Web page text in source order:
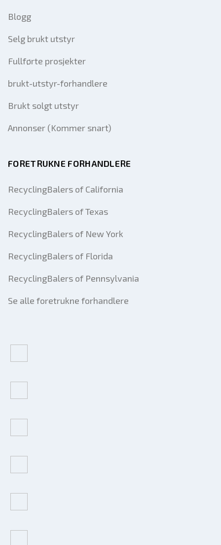
Blogg
Selg brukt utstyr
Fullførte prosjekter
brukt-utstyr-forhandlere
Brukt solgt utstyr
Annonser (Kommer snart)
FORETRUKNE FORHANDLERE
RecyclingBalers of California
RecyclingBalers of Texas
RecyclingBalers of New York
RecyclingBalers of Florida
RecyclingBalers of Pennsylvania
Se alle foretrukne forhandlere